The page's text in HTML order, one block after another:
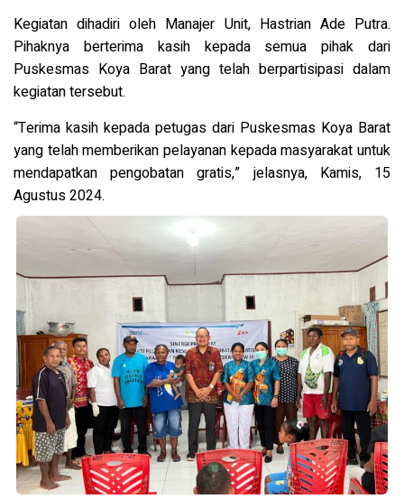
Kegiatan dihadiri oleh Manajer Unit, Hastrian Ade Putra.
Pihaknya berterima kasih kepada semua pihak dari
Puskesmas Koya Barat yang telah berpartisipasi dalam
kegiatan tersebut.
“Terima kasih kepada petugas dari Puskesmas Koya Barat
yang telah memberikan pelayanan kepada masyarakat untuk
mendapatkan pengobatan gratis,” jelasnya, Kamis, 15
Agustus 2024.